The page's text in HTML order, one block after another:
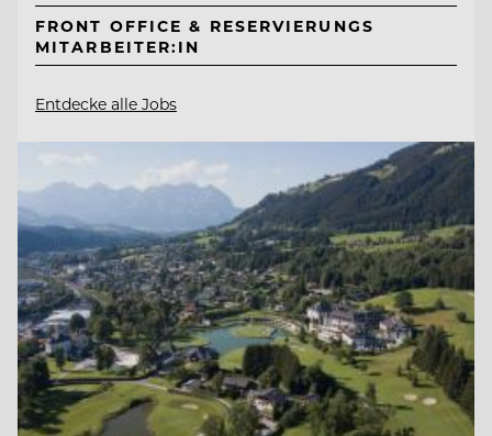
FRONT OFFICE & RESERVIERUNGS
MITARBEITER:IN
Entdecke alle Jobs